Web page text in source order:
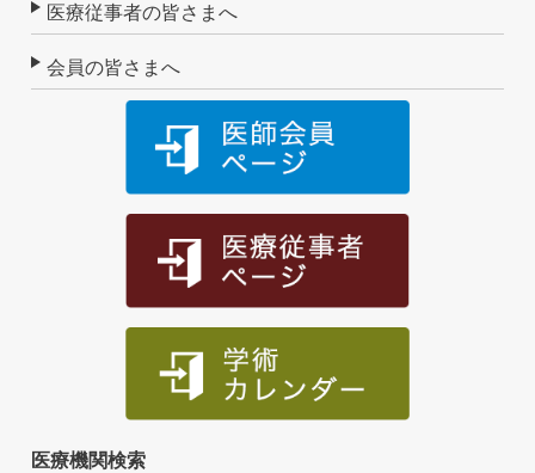
医療従事者の皆さまへ
会員の皆さまへ
医療機関検索